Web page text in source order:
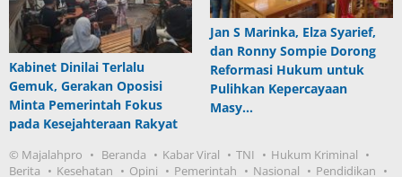
Kabinet Dinilai Terlalu
Gemuk, Gerakan Oposisi
Minta Pemerintah Fokus
pada Kesejahteraan Rakyat
Jan S Marinka, Elza Syarief,
dan Ronny Sompie Dorong
Reformasi Hukum untuk
Pulihkan Kepercayaan
Masy…
© Majalahpro Beranda Kabar Viral TNI
Hukum Kriminal
Berita
Kesehatan Opini Pemerintah Nasional
Pendidikan